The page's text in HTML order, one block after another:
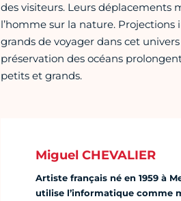
des visiteurs. Leurs déplacements
l’homme sur la nature.
grands de voyager dans cet
préservation des océans
petits et grands.
Miguel CHEVALIER
Artiste français né en 1959 à
utilise l’informatique comme